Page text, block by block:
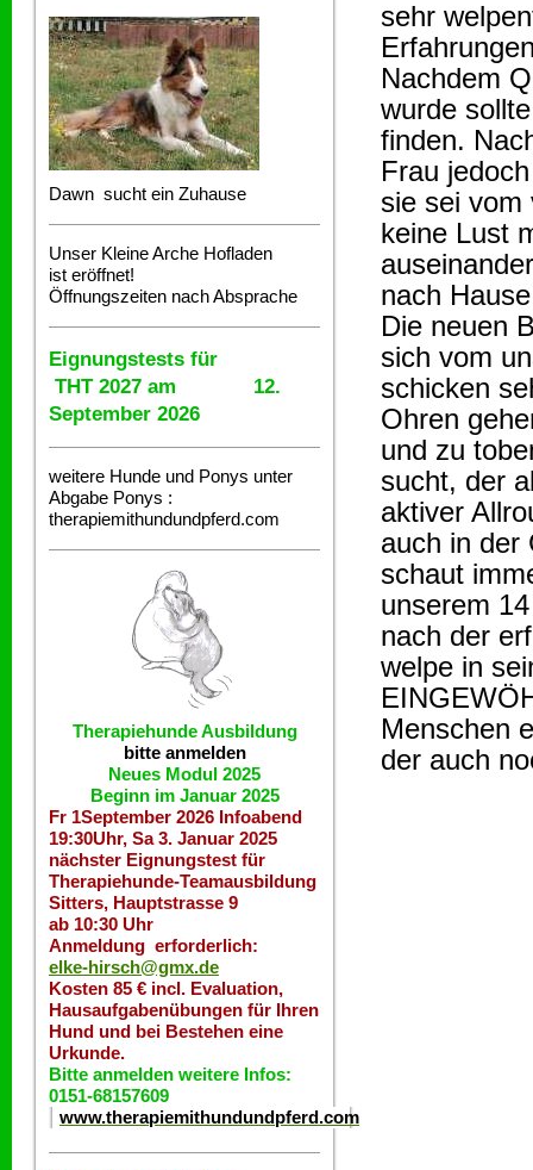
Dawn sucht ein Zuhause
Unser Kleine Arche Hofladen
ist eröffnet!
Öffnungszeiten nach Absprache
Eignungstests für
THT 2027 am 12.
September 2026
weitere Hunde und Ponys unter
Abgabe Ponys :
therapiemithundundpferd.com
Therapiehunde Ausbildung
bitte anmelden
Neues Modul 2025
Beginn im Januar 2025
Fr 1September 2026 Infoabend
19:30Uhr, Sa 3. Januar 2025
nächster Eignungstest für
Therapiehunde-Teamausbildung
Sitters, Hauptstrasse 9
ab 10:30 Uhr
Anmeldung erforderlich:
elke-hirsch@gmx.de
Kosten 85 € incl. Evaluation,
Hausaufgabenübungen für Ihren
Hund und bei Bestehen eine
Urkunde.
Bitte anmelden weitere Infos:
0151-68157609
www.therapiemithundundpferd.com
sehr
Nachdem
wurde
finden.
Frau
sie sei vom
keine Lust
nach
Die neuen
sich vom
schicken
Ohren
und zu
sucht, der
aktiver
auch in der
schaut
unserem
nach der
welpe in
Menschen
der auch